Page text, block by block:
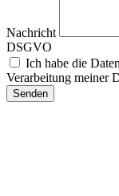
Nachricht
DSGVO
Ich habe die
Verarbeitung meiner
Senden